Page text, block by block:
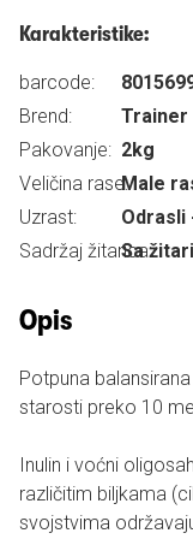
Karakteristike:
barcode:
Brend:
Trainer
Pakovanje: 2kg
Veličina rase:Male
Uzrast:
Odrasli
Sadržaj žitarica:
Sa
Opis
Potpuna
starosti preko 10
Inulin i voćni
različitim biljkama
svojstvima